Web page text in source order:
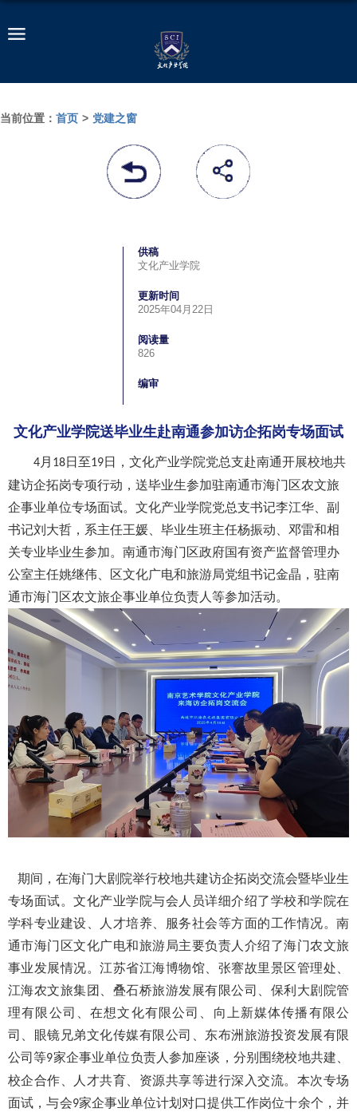
当前位置： 首页 > 党建之窗
供稿
文化产业学院
更新时间
2025年04月22日
阅读量
826
编审
文化产业学院送毕业生赴南通参加访企拓岗专场面试
4月 18日至19日，文化产业学院党总支赴南通开展校地共
建访企拓岗专项行动，送毕业生参加驻南通市海门区农文旅
企事业单位专场面试。文化产业学院党总支书记李江华、副
书记刘大哲，系主任王媛、毕业生班主任杨振动、邓雷和相
关专业毕业生参加。南通市海门区政府国有资产监督管理办
公室主任姚继伟、区文化广电和旅游局党组书记金晶，驻南
通市海门区农文旅企事业单位负责人等参加活动。
期间，在海门大剧院举行校地共建访企拓岗交流会暨毕业生
专场面试。文化产业学院与会人员详细介绍了学校和学院在
学科专业建设、人才培养、服务社会等方面的工作情况。南
通市海门区文化广电和旅游局主要负责人介绍了海门农文旅
事业发展情况。江苏省江海博物馆、张謇故里景区管理处、
江海农文旅集团、叠石桥旅游发展有限公司、保利大剧院管
理有限公司、在想文化有限公司、向上新媒体传播有限公
司、眼镜兄弟文化传媒有限公司、东布洲旅游投资发展有限
公司等9家企事业单位负责人参加座谈，分别围绕校地共建、
校企合作、人才共育、资源共享等进行深入交流。本次专场
面试，与会9家企事业单位计划对口提供工作岗位十余个，并